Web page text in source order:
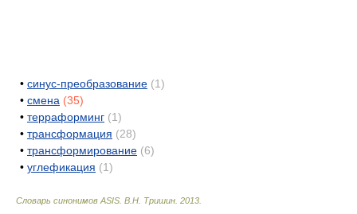
• синус-преобразование (1)
• смена (35)
• терраформинг (1)
• трансформация (28)
• трансформирование (6)
• углефикация (1)
Словарь синонимов ASIS. В.Н. Тришин 2013